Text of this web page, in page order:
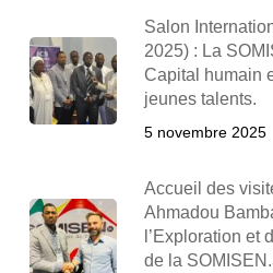
Salon
2025) : La
Capital humain
jeunes talents.
5 novembre 2025
Accueil des
Ahmadou
l’Exploration et
de la